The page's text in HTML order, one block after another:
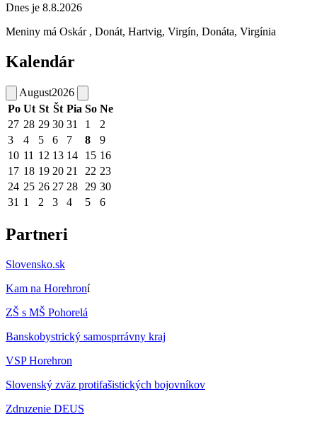
Dnes je 8.8.2026
Meniny má Oskár , Donát, Hartvig, Virgín, Donáta, Virgínia
Kalendár
August2026
Po Ut St Št Pia So Ne
27 28 29 30 31 1
2
3
4 5 6 7 8
9
10 11 12 13 14 15 16
17 18 19 20 21 22 23
24 25 26 27 28 29 30
31 1 2 3 4 5 6
Partneri
Slovensko.sk
Kam na Horehroní
ZŠ s MŠ Pohorelá
Banskobystrický samosprrávny kraj
VSP Horehron
Slovenský zväz protifašistických bojovníkov
Zdruzenie DEUS